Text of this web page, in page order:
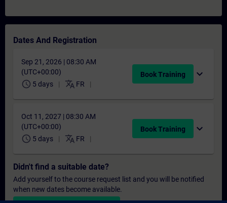
Dates And Registration
Sep 21, 2026 | 08:30 AM
(UTC+00:00)
schedule 5 days translate FR
Book Training expand_more
Oct 11, 2027 | 08:30 AM
(UTC+00:00)
schedule 5 days translate FR
Book Training expand_more
Didn't find a suitable date?
Add yourself to the course request list and you will be notified
when new dates become available.